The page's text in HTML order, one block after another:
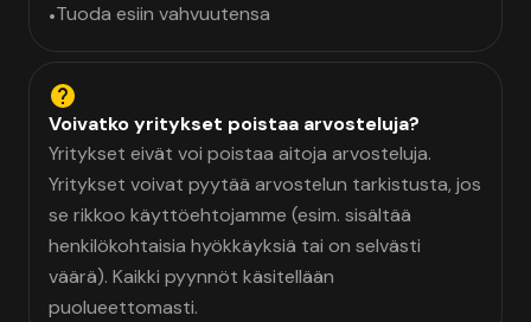
•Tuoda esiin vahvuutensa
Voivatko yritykset poistaa arvosteluja?
Yritykset eivät voi poistaa aitoja arvosteluja.
Yritykset voivat pyytää arvostelun tarkistusta, jos
se rikkoo käyttöehtojamme (esim. sisältää
henkilökohtaisia hyökkäyksiä tai on selvästi
väärä). Kaikki pyynnöt käsitellään
puolueettomasti.